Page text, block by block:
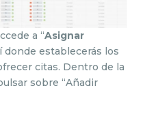
a “Asignar
donde establecerás los
citas. Dentro de la
sobre “Añadir